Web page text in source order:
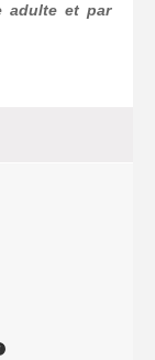
adulte et par